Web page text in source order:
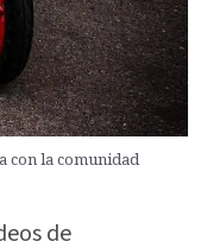
con la comunidad
de